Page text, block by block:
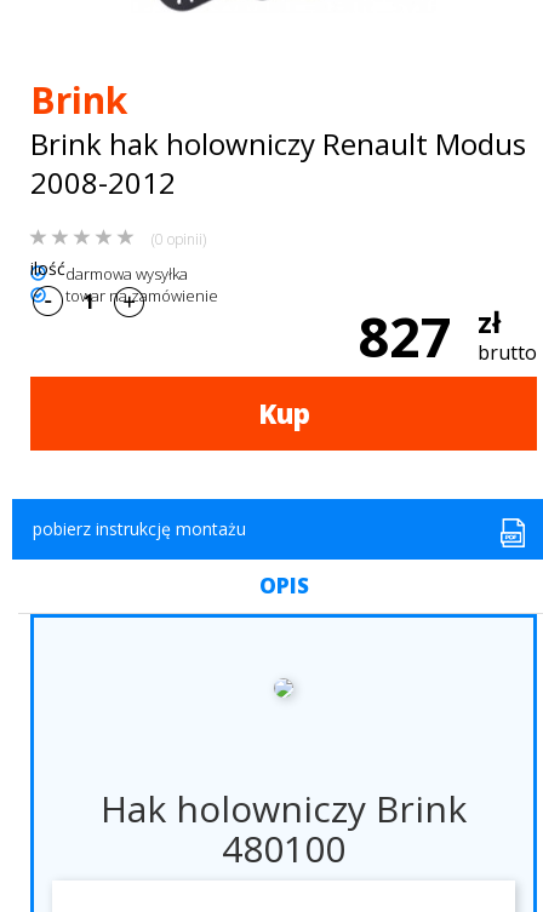
AKCESORIA
SPORTOWE
Przyczepy
samochodowe
Brink
Brink hak holowniczy Renault Modus
2008-2012
(0 opinii)
darmowa wysyłka
towar na zamówienie
827 zł
brutto
ilość
Kup
pobierz instrukcję montażu
OPIS
Hak holowniczy Brink
480100